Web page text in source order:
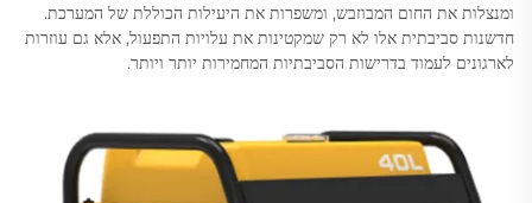
ומנצלות את החום המבוזבש, ומשפרות את היעילות הכוללת של המערכת.
חדשנות סביבתית אלו לא רק שמקטינות את עלויות התפעול, אלא גם עוזרות
לארגונים לעמוד בדרישות הסביבתיות המחמירות יותר ויותר.